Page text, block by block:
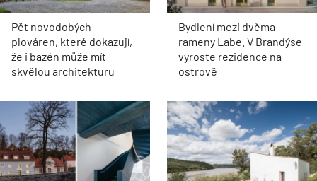
Pět novodobých
plováren, které dokazují,
že i bazén může mít
skvělou architekturu
Bydlení mezi dvěma
rameny Labe. V Brandýse
vyroste rezidence na
ostrově